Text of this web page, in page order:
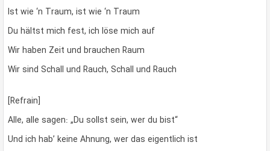
Ist wie ‘n Traum, ist wie ‘n Traum
Du hältst mich fest, ich löse mich auf
Wir haben Zeit und brauchen Raum
Wir sind Schall und Rauch, Schall und Rauch
[Refrain]
Alle, alle sagen: „Du sollst sein, wer du bist“
Und ich hab’ keine Ahnung, wer das eigentlich ist